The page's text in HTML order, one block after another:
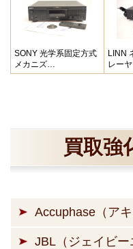
SONY 光学系固定方式
メカニズ…
LINN
レー
買取強
Accuphase（アキ
JBL（ジェイビー